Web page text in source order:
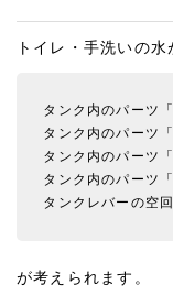
トイレ・手洗いの
タンク内のパーツ
タンク内のパーツ
タンク内のパーツ
タンク内のパーツ
タンクレバーの空回
が考えられます。